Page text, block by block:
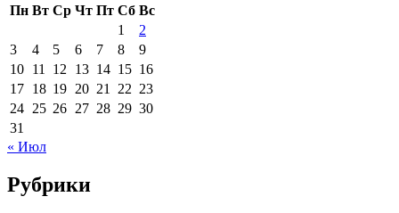
Пн Вт Ср Чт Пт Сб Вс
1
2
3
4 5 6 7 8
9
10 11 12 13 14 15 16
17 18 19 20 21 22 23
24 25 26 27 28 29 30
31
« Июл
Рубрики